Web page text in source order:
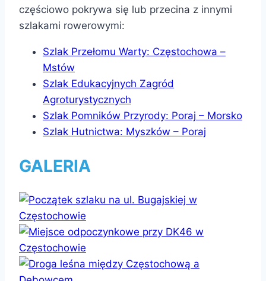
częściowo pokrywa się lub przecina z innymi
szlakami rowerowymi:
Szlak Przełomu Warty: Częstochowa –
Mstów
Szlak Edukacyjnych Zagród
Agroturystycznych
Szlak Pomników Przyrody: Poraj – Morsko
Szlak Hutnictwa: Myszków – Poraj
GALERIA